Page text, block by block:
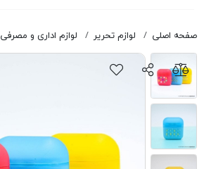
صفحه اصلی لوازم تحریر لوازم اداری و مصرفی